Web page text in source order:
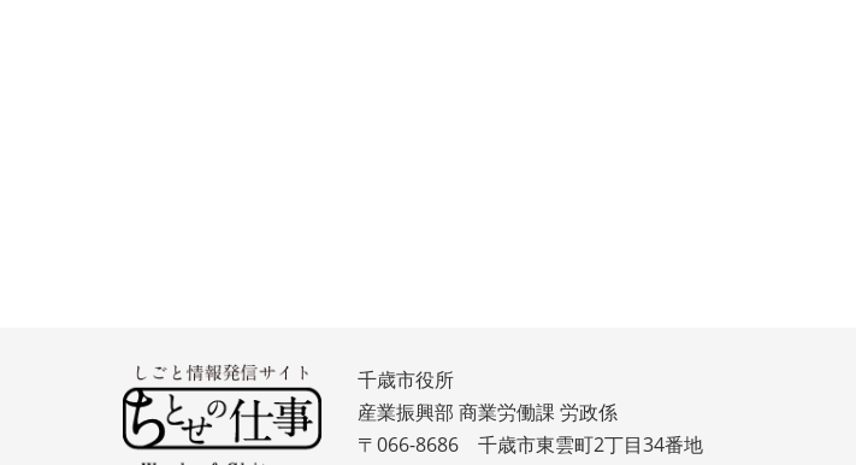
千歳市役所
産業振興部 商業労働課 労政係
〒066-8686 千歳市東雲町2丁目34番地